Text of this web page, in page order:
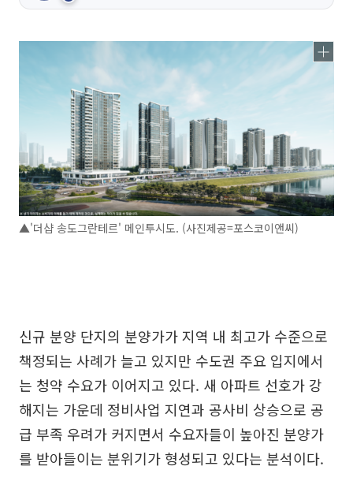
▲'더샵 송도그란테르' 메인투시도. (사진제공=포스코이앤씨)
신규 분양 단지의 분양가가 지역 내 최고가 수준으로
책정되는 사례가 늘고 있지만 수도권 주요 입지에서
는 청약 수요가 이어지고 있다. 새 아파트 선호가 강
해지는 가운데 정비사업 지연과 공사비 상승으로 공
급 부족 우려가 커지면서 수요자들이 높아진 분양가
를 받아들이는 분위기가 형성되고 있다는 분석이다.